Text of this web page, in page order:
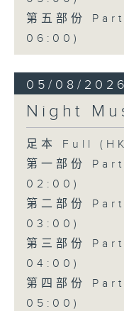
第五部份
06:00)
05/08/2026
Night
足本 Full
第一部份
02:00)
第二部份
03:00)
第三部份
04:00)
第四部份
05:00)